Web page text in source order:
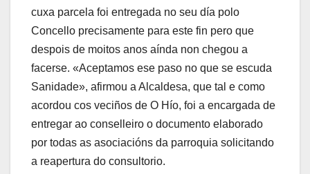
cuxa parcela foi entregada no seu día polo
Concello precisamente para este fin pero que
despois de moitos anos aínda non chegou a
facerse. «Aceptamos ese paso no que se escuda
Sanidade», afirmou a Alcaldesa, que tal e como
acordou cos veciños de O Hío, foi a encargada de
entregar ao conselleiro o documento elaborado
por todas as asociacións da parroquia solicitando
a reapertura do consultorio.